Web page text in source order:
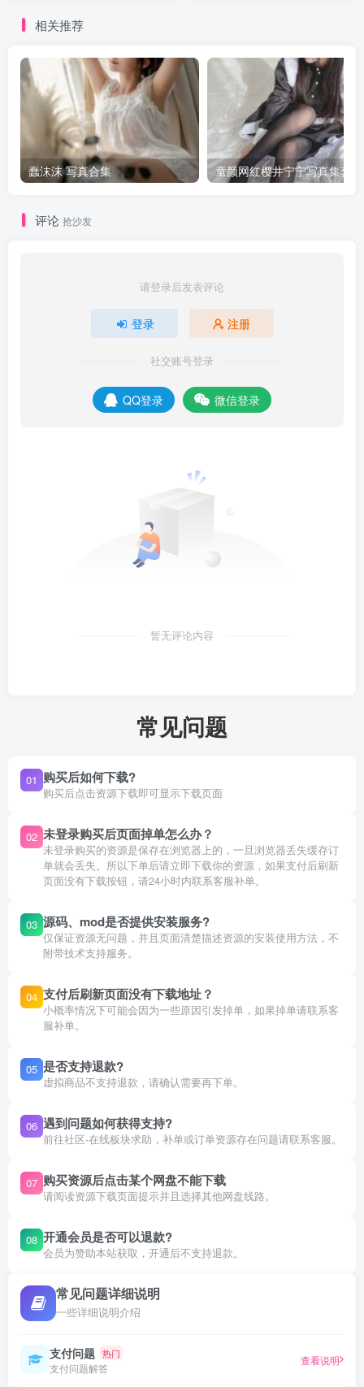
相关推荐
蠢沫沫 写真合集 童颜网红樱井宁宁写真集套图
评论 抢沙发
请登录后发表评论
登录 注册
社交账号登录
QQ登录 微信登录
暂无评论内容
常见问题
01 购买后如何下载?
购买后点击资源下载即可显示下载页面
02 未登录购买后页面掉单怎么办？
未登录购买的资源是保存在浏览器上的，一旦浏览器丢失缓存订
单就会丢失。所以下单后请立即下载你的资源，如果支付后刷新
页面没有下载按钮，请24小时内联系客服补单。
03 源码、mod是否提供安装服务?
仅保证资源无问题，并且页面清楚描述资源的安装使用方法，不
附带技术支持服务。
04 支付后刷新页面没有下载地址？
小概率情况下可能会因为一些原因引发掉单，如果掉单请联系客
服补单。
05 是否支持退款?
虚拟商品不支持退款，请确认需要再下单。
06 遇到问题如何获得支持?
前往社区-在线板块求助，补单或订单资源存在问题请联系客服。
07 购买资源后点击某个网盘不能下载
请阅读资源下载页面提示并且选择其他网盘线路。
08 开通会员是否可以退款?
会员为赞助本站获取，开通后不支持退款。
常见问题详细说明
一些详细说明介绍
支付问题 热门
支付问题解答
查看说明